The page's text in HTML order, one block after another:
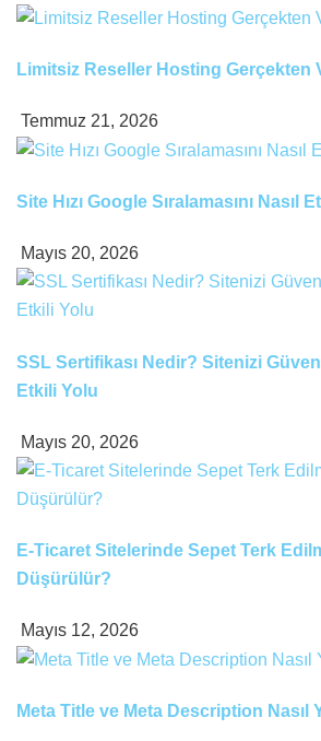
Limitsiz Reseller Hosting Gerçekten
Temmuz 21, 2026
Site Hızı Google Sıralamasını Nasıl
Mayıs 20, 2026
SSL Sertifikası Nedir? Sitenizi
Etkili Yolu
Mayıs 20, 2026
E-Ticaret Sitelerinde Sepet Terk
Düşürülür?
Mayıs 12, 2026
Meta Title ve Meta Description Nasıl